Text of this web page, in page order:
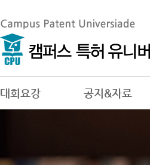
대회요강 공지&자료